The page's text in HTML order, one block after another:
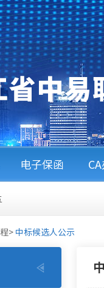
电子保函
> 中标候选人公示